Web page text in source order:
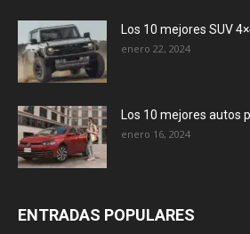
Los 10 mejores SUV
enero 22, 2024
Los 10 mejores autos
enero 16, 2024
ENTRADAS POPULARES